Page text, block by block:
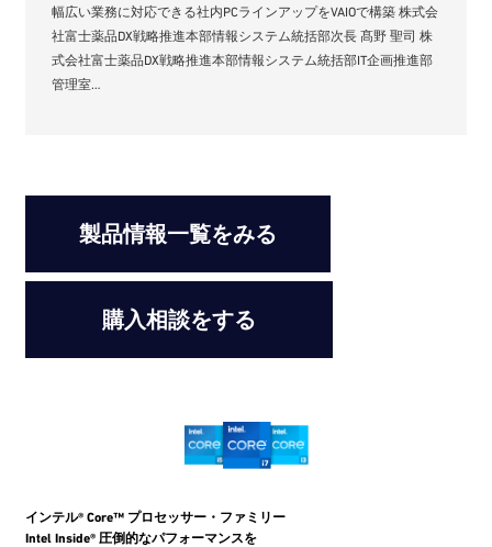
幅広い業務に対応できる社内PCラインアップをVAIOで構築 株式会
社富士薬品DX戦略推進本部情報システム統括部次長 髙野 聖司 株
式会社富士薬品DX戦略推進本部情報システム統括部IT企画推進部
管理室…
製品情報一覧をみる
購入相談をする
インテル® Core™ プロセッサー・ファミリー
Intel Inside® 圧倒的なパフォーマンスを